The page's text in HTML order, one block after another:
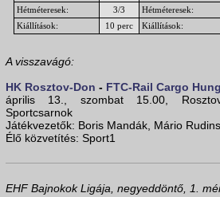
Hétméteresek:
3/3 Hétméteresek:
Kiállítások:
10 perc Kiállítások:
A visszavágó:
HK Rosztov-Don - FTC-Rail Cargo
április 13., szombat 15.00,
Sportcsarnok
Játékvezetők: Boris Mandák, Mário
Élő közvetítés: Sport1
EHF Bajnokok Ligája, negyeddöntő, 1.